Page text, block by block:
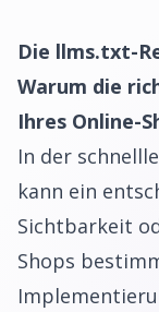
Die llms.txt-
Warum die
Ihres Online-
In der
kann ein
Sichtbarkeit
Shops